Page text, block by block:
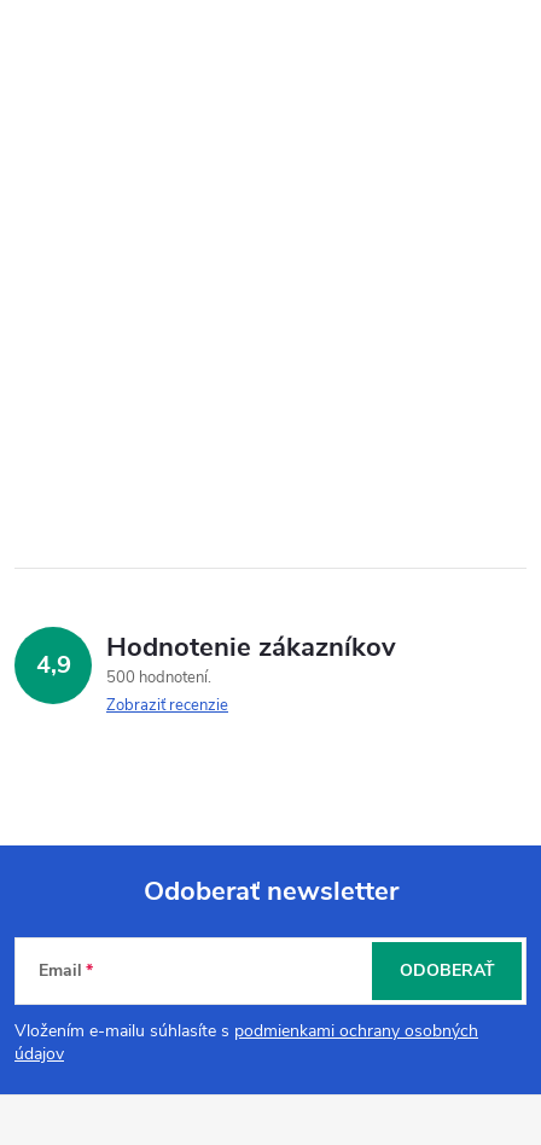
4,9 Hodnotenie zákazníkov
500 hodnotení
Zobraziť recenzie
Z
á
p
Odoberať newsletter
Email
Vložením e-mailu súhlasíte s podmienkami ochrany osobných
údajov
ODOBERAŤ